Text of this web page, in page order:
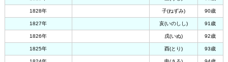
1828年 子(ねずみ) 90歳
1827年 亥(いのしし) 91歳
1826年 戌(いぬ) 92歳
1825年 酉(とり) 93歳